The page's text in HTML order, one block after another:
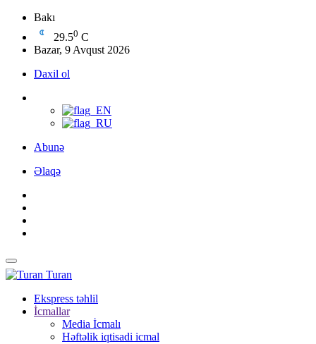
Bakı
29.50 C
Bazar, 9 Avqust 2026
Daxil ol
Abunə
Əlaqə
Turan
Ekspress təhlil
İcmallar
Media İcmalı
Həftəlik iqtisadi icmal